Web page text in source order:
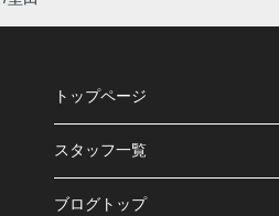
トップページ
スタッフ一覧
ブログトップ